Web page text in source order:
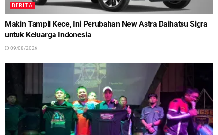
BERITA
Makin Tampil Kece, Ini Perubahan New Astra Daihatsu Sigra
untuk Keluarga Indonesia
09/08/2026